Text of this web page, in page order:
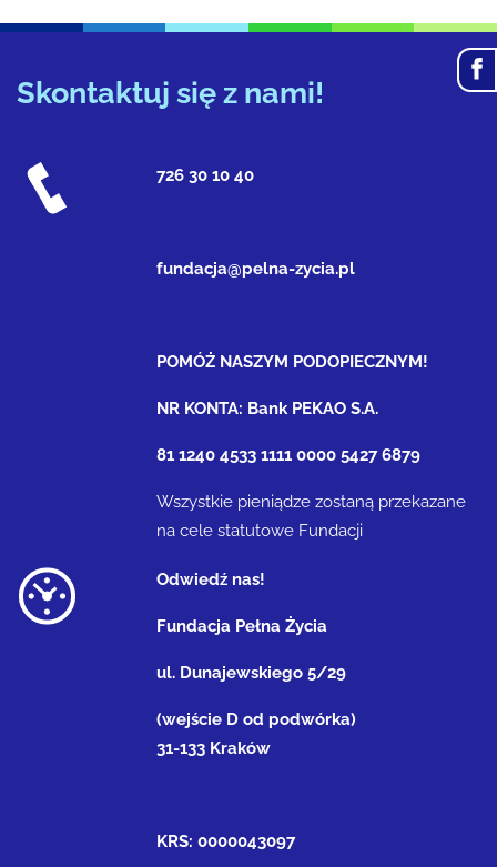
Skontaktuj się z nami!
726 30 10 40
fundacja@pelna-zycia.pl
POMÓŻ NASZYM PODOPIECZNYM!
NR KONTA: Bank PEKAO S.A.
81 1240 4533 1111 0000 5427 6879
Wszystkie pieniądze zostaną przekazane
na cele statutowe Fundacji
Odwiedź nas!
Fundacja Pełna Życia
ul. Dunajewskiego 5/29
(wejście D od podwórka)
31-133 Kraków
KRS: 0000043097